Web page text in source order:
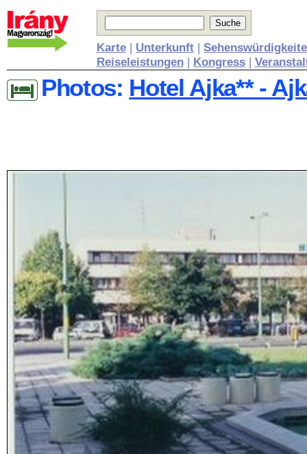
Karte| Unterkunft|
Reiseleistungen| Kongress|
Photos: Hotel Ajka** -